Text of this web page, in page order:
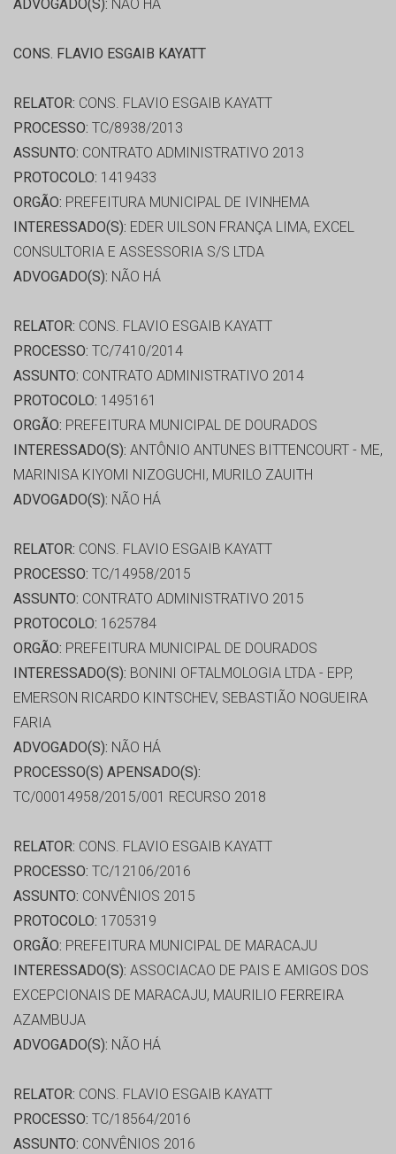
ADVOGADO(S): NÃO HÁ
CONS. FLAVIO ESGAIB KAYATT
RELATOR: CONS. FLAVIO ESGAIB KAYATT
PROCESSO: TC/8938/2013
ASSUNTO: CONTRATO ADMINISTRATIVO 2013
PROTOCOLO: 1419433
ORGÃO: PREFEITURA MUNICIPAL DE IVINHEMA
INTERESSADO(S): EDER UILSON FRANÇA LIMA, EXCEL
CONSULTORIA E ASSESSORIA S/S LTDA
ADVOGADO(S): NÃO HÁ
RELATOR: CONS. FLAVIO ESGAIB KAYATT
PROCESSO: TC/7410/2014
ASSUNTO: CONTRATO ADMINISTRATIVO 2014
PROTOCOLO: 1495161
ORGÃO: PREFEITURA MUNICIPAL DE DOURADOS
INTERESSADO(S): ANTÔNIO ANTUNES BITTENCOURT - ME,
MARINISA KIYOMI NIZOGUCHI, MURILO ZAUITH
ADVOGADO(S): NÃO HÁ
RELATOR: CONS. FLAVIO ESGAIB KAYATT
PROCESSO: TC/14958/2015
ASSUNTO: CONTRATO ADMINISTRATIVO 2015
PROTOCOLO: 1625784
ORGÃO: PREFEITURA MUNICIPAL DE DOURADOS
INTERESSADO(S): BONINI OFTALMOLOGIA LTDA - EPP,
EMERSON RICARDO KINTSCHEV, SEBASTIÃO NOGUEIRA
FARIA
ADVOGADO(S): NÃO HÁ
PROCESSO(S) APENSADO(S):
TC/00014958/2015/001 RECURSO 2018
RELATOR: CONS. FLAVIO ESGAIB KAYATT
PROCESSO: TC/12106/2016
ASSUNTO: CONVÊNIOS 2015
PROTOCOLO: 1705319
ORGÃO: PREFEITURA MUNICIPAL DE MARACAJU
INTERESSADO(S): ASSOCIACAO DE PAIS E AMIGOS DOS
EXCEPCIONAIS DE MARACAJU, MAURILIO FERREIRA
AZAMBUJA
ADVOGADO(S): NÃO HÁ
RELATOR: CONS. FLAVIO ESGAIB KAYATT
PROCESSO: TC/18564/2016
ASSUNTO: CONVÊNIOS 2016